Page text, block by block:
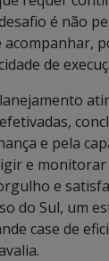
é não
de
e pela
e
e
do Sul, um
case de